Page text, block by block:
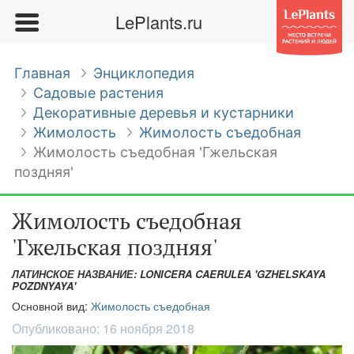
LePlants.ru
Главная
Энциклопедия
Садовые растения
Декоративные деревья и кустарники
Жимолость
Жимолость съедобная
Жимолость съедобная 'Гжельская
поздняя'
Жимолость съедобная
'Гжельская поздняя'
ЛАТИНСКОЕ НАЗВАНИЕ: LONICERA CAERULEA 'GZHELSKAYA
POZDNYAYA'
Основной вид: Жимолость съедобная
Опубликовано: 16 ноября 2018